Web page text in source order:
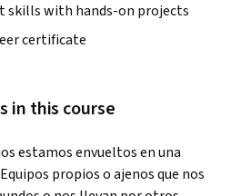
skills with hands-on projects
certificate
in this course
estamos envueltos en una
propios o ajenos que nos